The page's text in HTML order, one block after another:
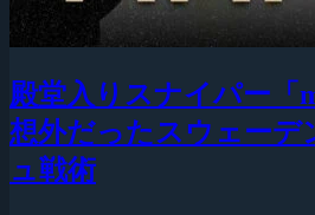
殿堂入りスナイパー「
想外だったスウェーデ
ュ戦術